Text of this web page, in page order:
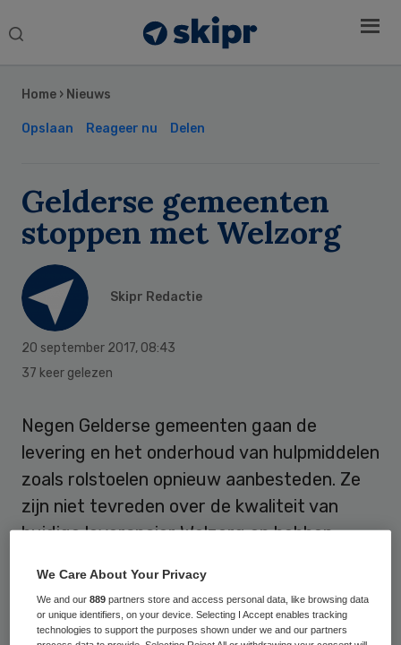
Search
Home › Nieuws
Opslaan Reageer nu Delen
Gelderse gemeenten
stoppen met Welzorg
Skipr Redactie
20 september 2017, 08:43
37 keer gelezen
Negen Gelderse gemeenten gaan de
levering en het onderhoud van hulpmiddelen
zoals rolstoelen opnieuw aanbesteden. Ze
zijn niet tevreden over de kwaliteit van
huidige leverancier Welzorg en hebben
hulpmiddelenleverancier niet te verlengen.
Het gaat om de gemeenten Epe, Apeldoorn,
Sidebar
We Care About Your Privacy
We and our889 partners store and access personal data, like browsing data
or unique identifiers, on your device. Selecting I Accept enables tracking
technologies to support the purposes shown under we and our partners